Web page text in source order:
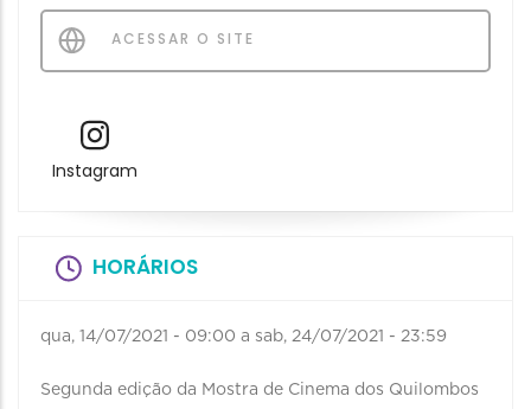
ACESSAR O SITE
Instagram
HORÁRIOS
qua, 14/07/2021 - 09:00 a sab, 24/07/2021 - 23:59
Segunda edição da Mostra de Cinema dos Quilombos